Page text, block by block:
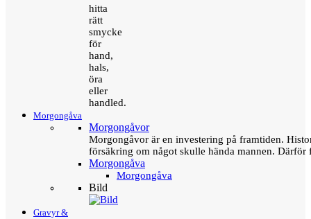
hitta
rätt
smycke
för
hand,
hals,
öra
eller
handled.
Morgongåva
Morgongåvor
Morgongåvor är en investering på framtiden.
försäkring om något skulle hända mannen.
Morgongåva
Morgongåva
Bild
Gravyr &